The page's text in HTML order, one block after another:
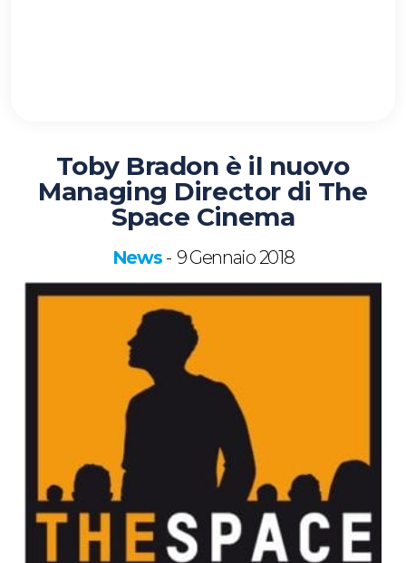
Toby Bradon è il nuovo
Managing Director di The
Space Cinema
News - 9 Gennaio 2018